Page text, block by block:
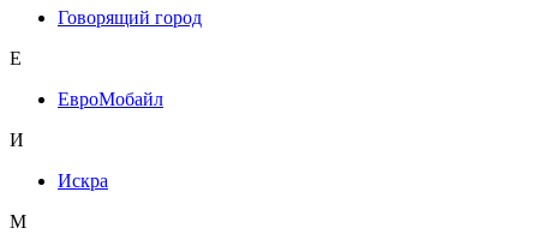
Говорящий город
Е
ЕвроМобайл
И
Искра
М